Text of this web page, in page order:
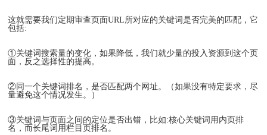
这就需要我们定期审查页面URL所对应的关键词是否完美的匹配，它
包括:
①关键词搜索量的变化，如果降低，我们就少量的投入资源到这个页
面，反之选择性的提高。
②同一个关键词排名，是否匹配两个网址。（如果没有特定要求，尽
量避免这个情况发生。）
③关键词与页面之间的定位是否出错，比如:核心关键词用内页排
名，而长尾词用栏目页排名。